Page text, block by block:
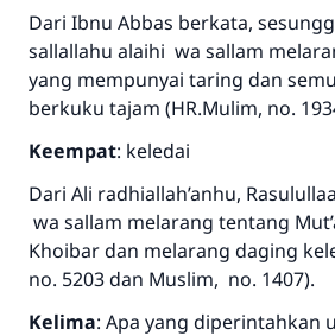
Dari Ibnu Abbas berkata,
sallallahu alaihi wa sallam
yang mempunyai taring dan
berkuku tajam (HR.Mulim, no.
Keempat: keledai
Dari Ali radhiallah’anhu,
wa sallam melarang tentang
Khoibar dan melarang daging
no. 5203 dan Muslim, no. 1407).
Kelima: Apa yang diperintahkan